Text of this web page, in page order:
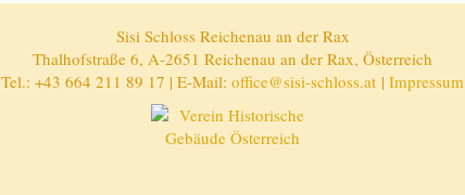
Sisi Schloss Reichenau an der Rax
Thalhofstraße 6, A-2651 Reichenau an der Rax, Österreich
Tel.: +43 664 211 89 17 | E-Mail: office@sisi-schloss.at | Impressum